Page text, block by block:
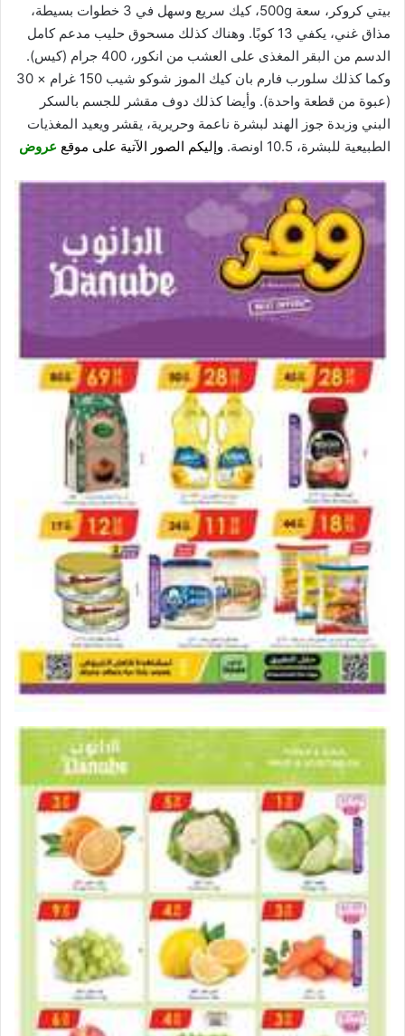
بيتي كروكر، سعة 500g، كيك سريع وسهل في 3 خطوات بسيطة،
مذاق غني، يكفي 13 كوبًا. وهناك كذلك مسحوق حليب مدعم كامل
الدسم من البقر المغذى على العشب من انكور، 400 جرام (كيس).
وكما كذلك سلورب فارم بان كيك الموز شوكو شيب 150 غرام × 30
(عبوة من قطعة واحدة). وأيضا كذلك دوف مقشر للجسم بالسكر
البني وزبدة جوز الهند لبشرة ناعمة وحريرية، يقشر ويعيد المغذيات
الطبيعية للبشرة، 10.5 اونصة.
وإليكم الصور الآتية على موقع عروض